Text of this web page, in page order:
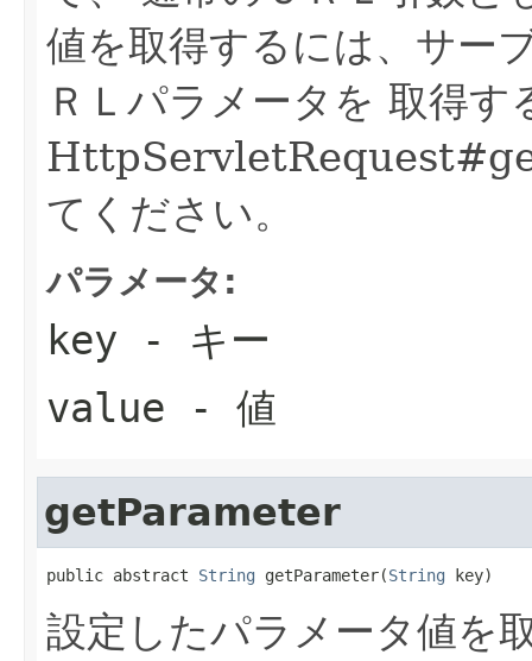
値を取得するには、サー
ＲＬパラメータを 取得
てください。
パラメータ:
key - キー
value - 値
getParameter
public abstract String getParameter(String key)
設定したパラメータ値を